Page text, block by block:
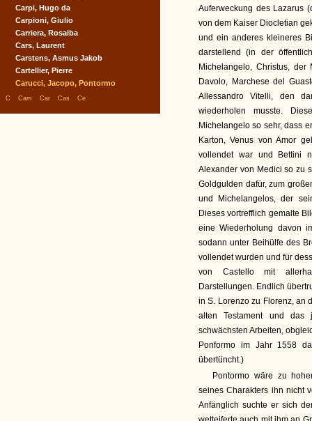
Auferweckung des Lazarus
von dem Kaiser Diocletian
und ein anderes kleineres
darstellend (in der
Michelangelo, Christus,
Davolo, Marchese del
Allessandro Vitelli, den
wiederholen musste.
Michelangelo so sehr, dass
Karton, Venus von Amor
vollendet war und Bettini
Alexander von Medici so zu
Goldgulden dafür, zum
und Michelangelos, der
Dieses vortrefflich gemalte
eine Wiederholung davon
sodann unter Beihülfe des
vollendet wurden und für
von Castello mit
Darstellungen. Endlich
in S. Lorenzo zu Florenz, an
alten Testament und das
schwächsten Arbeiten,
Ponformo im Jahr 1558
übertüncht.)
Pontormo wäre zu
seines Charakters ihn nicht
Anfänglich suchte er sich
Carpi, Hugo da
Carpioni, Giulio
Carriera, Rosalba
Cars, Laurent
Carstens, Asmus Jakob
Cartellier, Pierre
Carucci, Jacopo, Pontormo
C Cam Car Cas Ce